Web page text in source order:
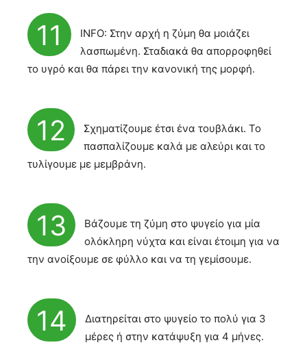
11
INFO: Στην αρχή η ζύμη θα μοιάζει
λασπωμένη. Σταδιακά θα απορροφηθεί
το υγρό και θα πάρει την κανονική της μορφή.
12
Σχηματίζουμε έτσι ένα τουβλάκι. To
πασπαλίζουμε καλά με αλεύρι και το
τυλίγουμε με μεμβράνη.
13
Βάζουμε τη ζύμη στο ψυγείο για μία
ολόκληρη νύχτα και είναι έτοιμη για να
την ανοίξουμε σε φύλλο και να τη γεμίσουμε.
14
Διατηρείται στο ψυγείο το πολύ για 3
μέρες ή στην κατάψυξη για 4 μήνες.